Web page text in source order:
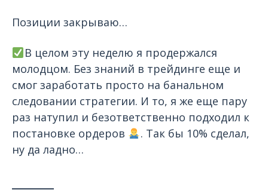
Позиции закрываю…
В целом эту неделю я продержался
молодцом. Без знаний в трейдинге еще и
смог заработать просто на банальном
следовании стратегии. И то, я же еще пару
раз натупил и безответственно подходил к
постановке ордеров
. Так бы 10% сделал,
ну да ладно…